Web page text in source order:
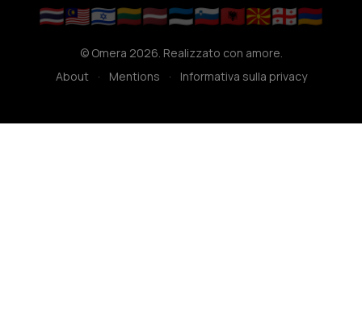
🇹🇭🇲🇾🇮🇱🇱🇹🇱🇻🇪🇪🇸🇮🇦🇱🇲🇰🇬🇪🇦🇲
© Omera 2026. Realizzato con amore.
About
· Mentions · Informativa sulla privacy